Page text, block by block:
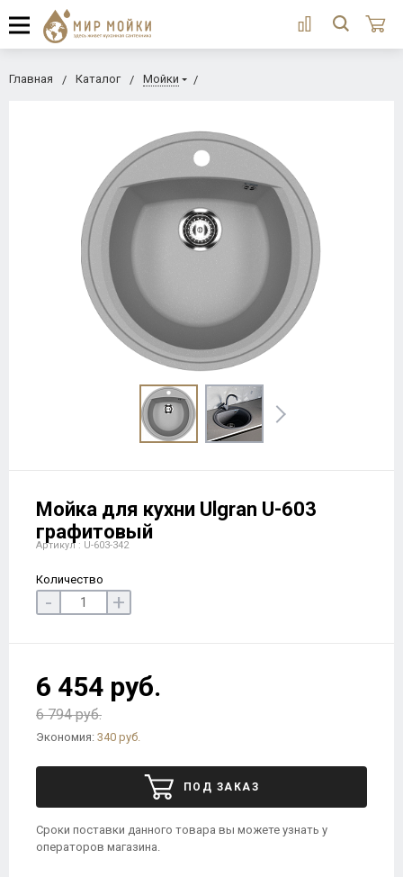
Главная Каталог Мойки
Мойка для кухни Ulgran U-603
графитовый
Артикул : U-603-342
Количество
- +
6 454 руб.
6 794 руб.
Экономия: 340 руб.
ПОД ЗАКАЗ
Сроки поставки данного товара вы можете узнать у
операторов магазина.